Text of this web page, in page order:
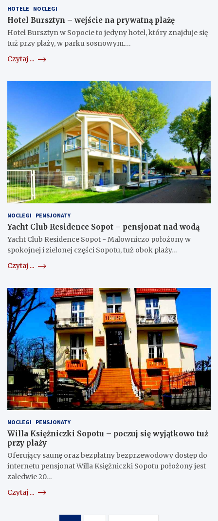
HOTELE NOCLEGI
Hotel Bursztyn – wejście na prywatną plażę
Hotel Bursztyn w Sopocie to jedyny hotel, który znajduje się
tuż przy plaży, w parku sosnowym.…
Czytaj ...
NOCLEGI PENSJONATY
Yacht Club Residence Sopot – pensjonat nad wodą
Yacht Club Residence Sopot - Malowniczo położony w
spokojnej i zielonej części Sopotu, tuż obok plaży…
Czytaj ...
NOCLEGI PENSJONATY
Willa Księżniczki Sopotu – poczuj się wyjątkowo tuż
przy plaży
Oferujący saunę oraz bezpłatny bezprzewodowy dostęp do
internetu pensjonat Willa Księżniczki Sopotu położony jest
zaledwie 20…
Czytaj ...